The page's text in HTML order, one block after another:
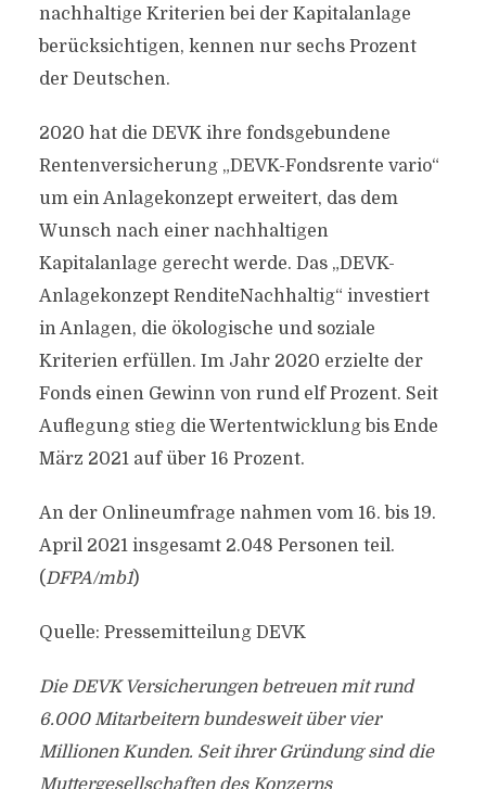
nachhaltige Kriterien bei der Kapitalanlage
berücksichtigen, kennen nur sechs Prozent
der Deutschen.
2020 hat die DEVK ihre fondsgebundene
Rentenversicherung „DEVK-Fondsrente vario“
um ein Anlagekonzept erweitert, das dem
Wunsch nach einer nachhaltigen
Kapitalanlage gerecht werde. Das „DEVK-
Anlagekonzept RenditeNachhaltig“ investiert
in Anlagen, die ökologische und soziale
Kriterien erfüllen. Im Jahr 2020 erzielte der
Fonds einen Gewinn von rund elf Prozent. Seit
Auflegung stieg die Wertentwicklung bis Ende
März 2021 auf über 16 Prozent.
An der Onlineumfrage nahmen vom 16. bis 19.
April 2021 insgesamt 2.048 Personen teil.
(DFPA/mb1)
Quelle: Pressemitteilung DEVK
Die DEVK Versicherungen betreuen mit rund
6.000 Mitarbeitern bundesweit über vier
Millionen Kunden. Seit ihrer Gründung sind die
Muttergesellschaften des Konzerns